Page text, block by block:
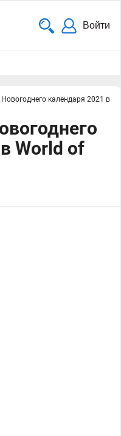
Войти
календаря 2021 в
World of